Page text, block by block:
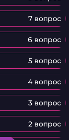
7 вопрос
6 вопрос
5 вопрос
4 вопрос
3 вопрос
2 вопрос